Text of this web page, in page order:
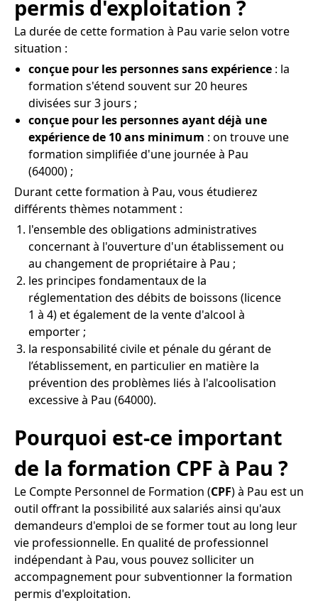
permis d'exploitation ?
La durée de cette formation à Pau varie selon votre
situation :
conçue pour les personnes sans expérience : la
formation s'étend souvent sur 20 heures
divisées sur 3 jours ;
conçue pour les personnes ayant déjà une
expérience de 10 ans minimum : on trouve une
formation simplifiée d'une journée à Pau
(64000) ;
Durant cette formation à Pau, vous étudierez
différents thèmes notamment :
l'ensemble des obligations administratives
concernant à l'ouverture d'un établissement ou
au changement de propriétaire à Pau ;
les principes fondamentaux de la
réglementation des débits de boissons (licence
1 à 4) et également de la vente d'alcool à
emporter ;
la responsabilité civile et pénale du gérant de
l’établissement, en particulier en matière la
prévention des problèmes liés à l'alcoolisation
excessive à Pau (64000).
Pourquoi est-ce important
de la formation CPF à Pau ?
Le Compte Personnel de Formation (CPF) à Pau est un
outil offrant la possibilité aux salariés ainsi qu'aux
demandeurs d'emploi de se former tout au long leur
vie professionnelle. En qualité de professionnel
indépendant à Pau, vous pouvez solliciter un
accompagnement pour subventionner la formation
permis d'exploitation.